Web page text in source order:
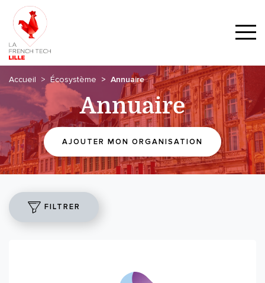
Accueil Écosystème Annuaire
Annuaire
AJOUTER MON ORGANISATION
FILTRER